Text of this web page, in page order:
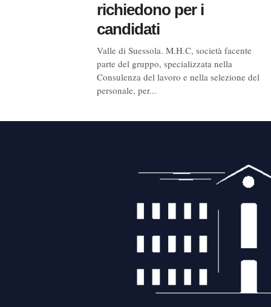
richiedono per i
candidati
Valle di Suessola. M.H.C, società facente
parte del gruppo, specializzata nella
Consulenza del lavoro e nella selezione del
personale, per...